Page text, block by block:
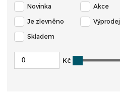
Novinka Akce
Je zlevněno Výprodej
Skladem
Kč